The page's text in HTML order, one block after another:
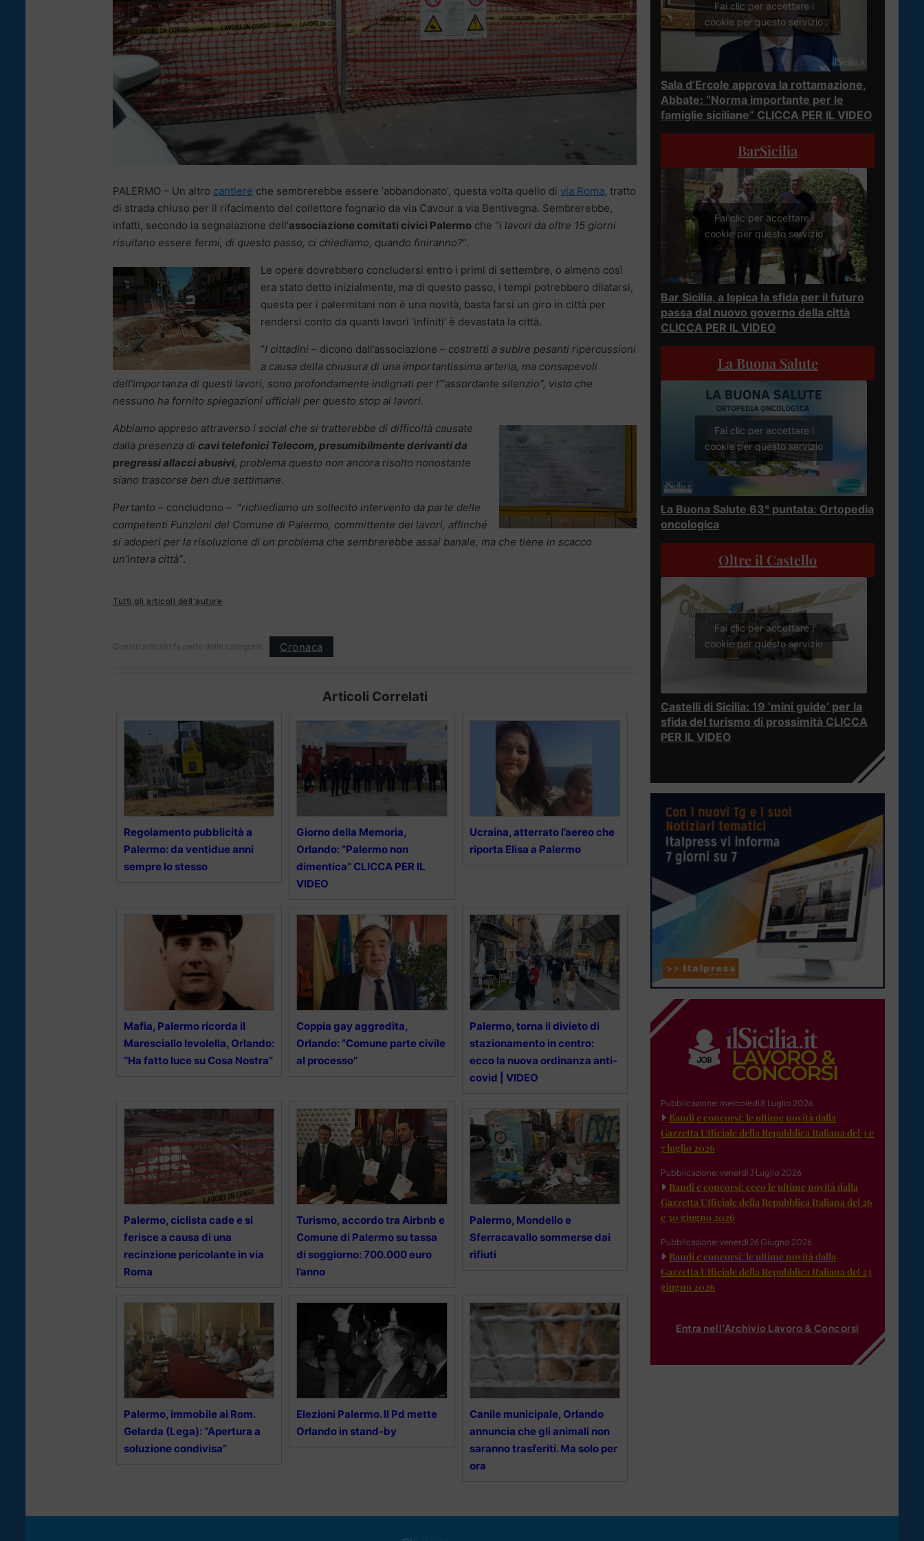
PALERMO – Un altro cantiere che sembrerebbe essere ‘abbandonato’, questa volta quello di via Roma, tratto
di strada chiuso per il rifacimento del collettore fognario da via Cavour a via Bentivegna. Sembrerebbe,
infatti, secondo la segnalazione dell’associazione comitati civici Palermo che “i lavori da oltre 15 giorni
risultano essere fermi, di questo passo, ci chiediamo, quando finiranno?“.
Le opere dovrebbero concludersi entro i primi di settembre, o almeno così
era stato detto inizialmente, ma di questo passo, i tempi potrebbero dilatarsi,
questa per i palermitani non è una novità, basta farsi un giro in città per
rendersi conto da quanti lavori ‘infiniti’ è devastata la città.
“I cittadini – dicono dall’associazione – costretti a subire pesanti ripercussioni
a causa della chiusura di una importantissima arteria, ma consapevoli
dell’importanza di questi lavori, sono profondamente indignati per l’“assordante silenzio”, visto che
nessuno ha fornito spiegazioni ufficiali per questo stop ai lavori.
Abbiamo appreso attraverso i social che si tratterebbe di difficoltà causate
dalla presenza di cavi telefonici Telecom, presumibilmente derivanti da
pregressi allacci abusivi, problema questo non ancora risolto nonostante
siano trascorse ben due settimane.
Pertanto – concludono – “richiediamo un sollecito intervento da parte delle
competenti Funzioni del Comune di Palermo, committente dei lavori, affinché
si adoperi per la risoluzione di un problema che sembrerebbe assai banale, ma che tiene in scacco
un’intera città”.
Tutti gli articoli dell'autore
Questo articolo fa parte delle categorie: Cronaca
Articoli Correlati
Regolamento pubblicità a
Palermo: da ventidue anni
sempre lo stesso
Giorno della Memoria,
Orlando: “Palermo non
dimentica” CLICCA PER IL
VIDEO
Ucraina, atterrato l’aereo che
riporta Elisa a Palermo
Mafia, Palermo ricorda il
Maresciallo Ievolella, Orlando:
“Ha fatto luce su Cosa Nostra”
Coppia gay aggredita,
Orlando: “Comune parte civile
al processo”
Palermo, torna il divieto di
stazionamento in centro:
ecco la nuova ordinanza anti-
covid | VIDEO
Palermo, ciclista cade e si
ferisce a causa di una
recinzione pericolante in via
Roma
Turismo, accordo tra Airbnb e
Comune di Palermo su tassa
di soggiorno: 700.000 euro
l’anno
Palermo, Mondello e
Sferracavallo sommerse dai
rifiuti
Palermo, immobile ai Rom.
Gelarda (Lega): “Apertura a
soluzione condivisa”
Elezioni Palermo. Il Pd mette
Orlando in stand-by
Canile municipale, Orlando
annuncia che gli animali non
saranno trasferiti. Ma solo per
ora
Fai clic per accettare i
cookie per questo servizio
Sala d’Ercole approva la rottamazione,
Abbate: “Norma importante per le
famiglie siciliane” CLICCA PER IL VIDEO
BarSicilia
Fai clic per accettare i
cookie per questo servizio
Bar Sicilia, a Ispica la sfida per il futuro
passa dal nuovo governo della città
CLICCA PER IL VIDEO
La Buona Salute
Fai clic per accettare i
cookie per questo servizio
La Buona Salute 63° puntata: Ortopedia
oncologica
Oltre il Castello
Fai clic per accettare i
cookie per questo servizio
Castelli di Sicilia: 19 ‘mini guide’ per la
sfida del turismo di prossimità CLICCA
PER IL VIDEO
Pubblicazione: mercoledì 8 Luglio 2026
Bandi e concorsi: le ultime novità dalla
Gazzetta Ufficiale della Repubblica Italiana del 3 e
7 luglio 2026
Pubblicazione: venerdì 3 Luglio 2026
Bandi e concorsi: ecco le ultime novità dalla
Gazzetta Ufficiale della Repubblica Italiana del 26
e 30 giugno 2026
Pubblicazione: venerdì 26 Giugno 2026
Bandi e concorsi: le ultime novità dalla
Gazzetta Ufficiale della Repubblica Italiana del 23
giugno 2026
Entra nell'Archivio Lavoro & Concorsi